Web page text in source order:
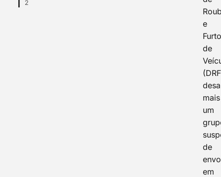
2
e
de
mais
um
de
em